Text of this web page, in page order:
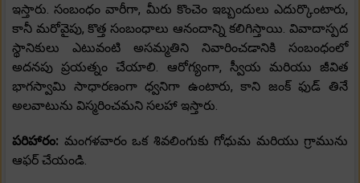
ఇస్తారు. సంబంధం వారీగా, మీరు కొంచెం ఇబ్బందులు ఎదుర్కొంటారు,
కానీ మరోవైపు, కొత్త సంబంధాలు ఆనందాన్ని కలిగిస్తాయి. వివాదాస్పద
స్థానికులు ఎటువంటి అసమ్మతిని నివారించడానికి సంబంధంలో
అదనపు ప్రయత్నం చేయాలి. ఆరోగ్యంగా, స్వీయ మరియు జీవిత
భాగస్వామి సాధారణంగా ధ్వనిగా ఉంటారు, కాని జంక్ ఫుడ్ తినే
అలవాటును విస్మరించమని సలహా ఇస్తారు.
పరిహారం: మంగళవారం ఒక శివలింగుకు గోధుమ మరియు గ్రామును
ఆఫర్ చేయండి.